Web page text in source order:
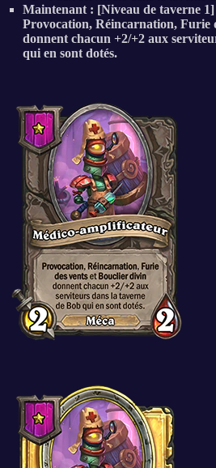
Maintenant : [Niveau de taverne
Provocation, Réincarnation, Furie
donnent chacun +2/+2 aux
qui en sont dotés.